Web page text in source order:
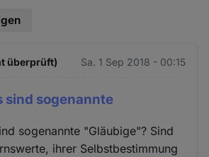
überprüft) Sa. 1 Sep 2018 - 00:15
sind sogenannte
sogenannte "Gläubige"? Sind
ihrer Selbstbestimmung